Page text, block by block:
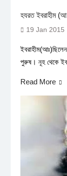
হযরত ইবরাহীম
19 Jan 2015
পুরুষ। নূহ থেকে
Read More